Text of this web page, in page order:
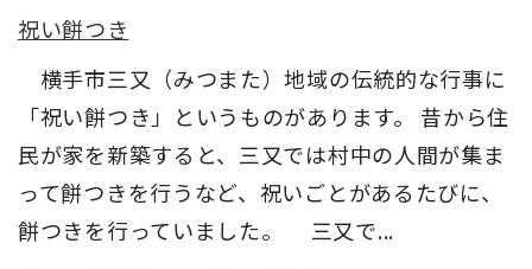
祝い餅つき
横手市三又（みつまた）地域の伝統的な行事に
「祝い餅つき」というものがあります。 昔から住
民が家を新築すると、三又では村中の人間が集ま
って餅つきを行うなど、祝いごとがあるたびに、
餅つきを行っていました。 三又で...